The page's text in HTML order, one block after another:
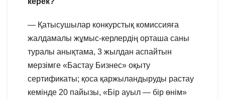
— Қатысушылар конкурстық комиссияға
жалдамалы жұмыс-керлердің орташа саны
туралы анықтама, 3 жылдан аспайтын
мерзімге «Бастау Бизнес» оқыту
сертификаты; қоса қаржыландыруды растау
кемінде 20 пайызы, «Бір ауыл — бір өнім»